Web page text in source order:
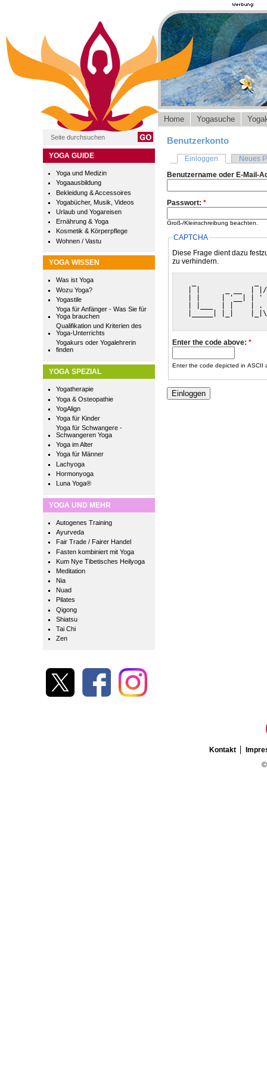
YOGA GUIDE
Yoga und Medizin
Yogaausbildung
Bekleidung & Accessoires
Yogabücher, Musik, Videos
Urlaub und Yogareisen
Ernährung & Yoga
Kosmetik & Körperpflege
Wohnen / Vastu
YOGA WISSEN
Was ist Yoga
Wozu Yoga?
Yogastile
Yoga für Anfänger - Was Sie für
Yoga brauchen
Qualifikation und Kriterien des
Yoga-Unterrichts
Yogakurs oder Yogalehrerin
finden
YOGA SPEZIAL
Yogatherapie
Yoga & Osteopathie
YogAlign
Yoga für Kinder
Yoga für Schwangere -
Schwangeren Yoga
Yoga im Alter
Yoga für Männer
Lachyoga
Hormonyoga
Luna Yoga®
YOGA UND MEHR
Autogenes Training
Ayurveda
Fair Trade / Fairer Handel
Fasten kombiniert mit Yoga
Kum Nye Tibetisches Heilyoga
Meditation
Nia
Nuad
Pilates
Qigong
Shiatsu
Tai Chi
Zen
Home Yogasuche
Benutzerkonto
Einloggen
Neues
Benutzername oder E-Mail-
Passwort: *
Groß-/Kleinschreibung beachten.
CAPTCHA
Diese Frage dient dazu
zu verhindern.
| |      _ __  | |/
| |     | '__| | '
| |___  | |    | .
|_____| |_|
Enter the code above: *
Enter the code depicted in ASCII
Kontakt
©